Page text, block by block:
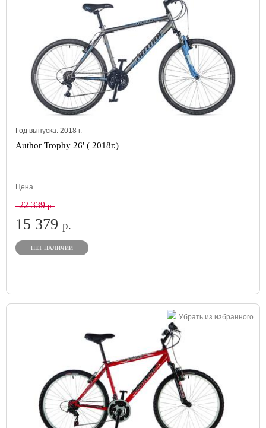
Год выпуска: 2018 г.
Author Trophy 26' ( 2018г.)
Цена
22 339р.
15 379 р.
НЕТ НАЛИЧИИ
Убрать из избранного